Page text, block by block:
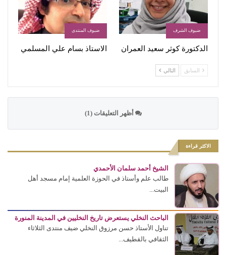
ضيوف الشرف
الدكتورة كوثر سعيد العمران
ضيوف المنتدى
الاستاذ بسام علي المسلمي
السابق التالي
أظهر التعليقات (1)
الاكثر قراءة
الشيخ أحمد سلمان الأحمدي
طالب علم وأستاذ في الحوزة العلمية إمام مسجد أهل
البيت...
الباحث النخلي يستعرض تاريخ النخليين في المدينة المنورة
تناول الأستاذ حسن مرزوق النخلي ضيف منتدى الثلاثاء
الثقافي بالقطيف...